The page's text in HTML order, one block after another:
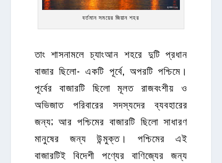
বর্তমান সময়ের জিয়ান শহর
তাং শাসনামলে চ্যাংআন শহরে দুটি প্রধান
বাজার ছিলো- একটি পূর্বে, অপরটি পশ্চিমে।
পূর্বের বাজারটি ছিলো মূলত রাজবংশীয় ও
অভিজাত পরিবারের সদস্যদের ব্যবহারের
জন্য; আর পশ্চিমের বাজারটি ছিলো সাধারণ
মানুষের জন্য উন্মুক্ত। পশ্চিমের এই
বাজারটিই বিদেশী পণ্যের বাণিজ্যের জন্য